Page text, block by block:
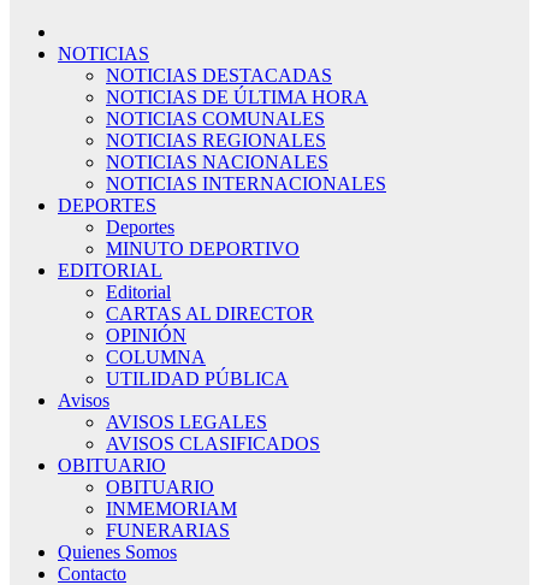
NOTICIAS
NOTICIAS DESTACADAS
NOTICIAS DE ÚLTIMA HORA
NOTICIAS COMUNALES
NOTICIAS REGIONALES
NOTICIAS NACIONALES
NOTICIAS INTERNACIONALES
DEPORTES
Deportes
MINUTO DEPORTIVO
EDITORIAL
Editorial
CARTAS AL DIRECTOR
OPINIÓN
COLUMNA
UTILIDAD PÚBLICA
Avisos
AVISOS LEGALES
AVISOS CLASIFICADOS
OBITUARIO
OBITUARIO
INMEMORIAM
FUNERARIAS
Quienes Somos
Contacto